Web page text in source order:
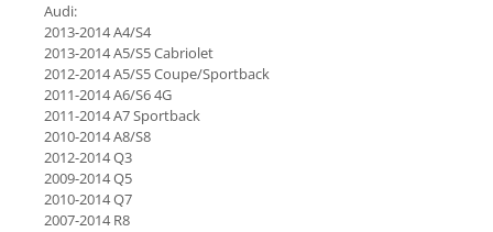
Audi:
2013-2014 A4/S4
2013-2014 A5/S5 Cabriolet
2012-2014 A5/S5 Coupe/Sportback
2011-2014 A6/S6 4G
2011-2014 A7 Sportback
2010-2014 A8/S8
2012-2014 Q3
2009-2014 Q5
2010-2014 Q7
2007-2014 R8